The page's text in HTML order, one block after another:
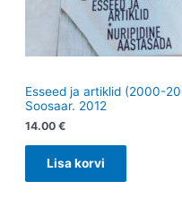
Esseed ja artiklid (2000-
Soosaar. 2012
14.00 €
Lisa korvi